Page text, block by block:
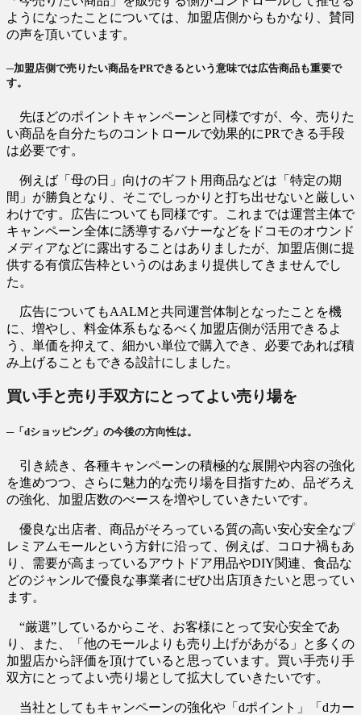
ようになったことについては、加盟店側からもかなり、賛同
の声を頂いています。
─加盟店側で売りたい商品をPRできるという意味では広告商品も重要で
す。
先ほどのポイントキャンペーンと同様ですが、今、売りた
い商品を自分たちのコントロールで効果的にPRできる手段
は必要です。
例えば「母の日」向けのギフト用商品などは「特定の期
間」が勝負となり、そこでしっかりと打ち出せないと厳しい
わけです。広告についても同様です。これまでは運営主体で
キャンペーン全体に誘導するバナーなどをドコモのオウンド
メディアなどに露出することはありましたが、加盟店側に提
供する有償広告枠というのはあまり提供してきませんでし
た。
広告についてもAALMと共同運営体制となったことを機
に、増やし、料金体系もなるべく加盟店側が活用できるよ
う、単価を抑えて、細かい単位で購入でき、必要であれば積
み上げることもできる設計にしました。
買い手と売り手双方にとってよい売り場を
─「dショッピング」の今後の方向性は。
引き続き、各種キャンペーンの積極的な展開や内容の強化
を進めつつ、さらに魅力的な売り場を目指すため、品ぞろえ
の強化、加盟店数のべースを増やしていきたいです。
優良な出店者、商品がそろっている質の高い安心安全なプ
レミアムモールという方針に沿って、例えば、コロナ禍もあ
り、需要が高まっているアウトドア用品やDIY関連、食品な
どのジャンルで優良な事業者にぜひ出店頂きたいと思ってい
ます。
“厳選”しているからこそ、お客様にとって安心安全であ
り、また、「他のモールよりも売り上げがあがる」と多くの
加盟店から評価を頂けていると思っています。買い手売り手
双方にとってよい売り場として拡大していきたいです。
当社としてもキャンペーンの強化や「dポイント」「dカー